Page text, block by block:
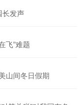
长发声
飞”难题
山间冬日假期